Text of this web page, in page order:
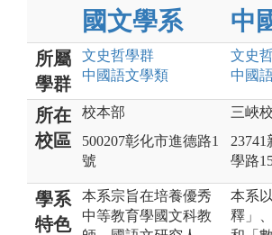
國文學系
中
所屬
學群
文史哲學群
中國語文學類
文史
中國
所在
校區
校本部
500207彰化市進德路1
號
三峽
學路
學系
特色
本系宗旨在培養優秀
中等教育學國文科教
本系
釋」